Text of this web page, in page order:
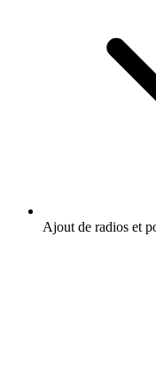
Ajout de radios et